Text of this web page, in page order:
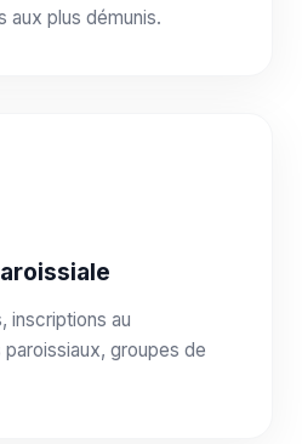
aux plus démunis.
inscriptions au
groupes de